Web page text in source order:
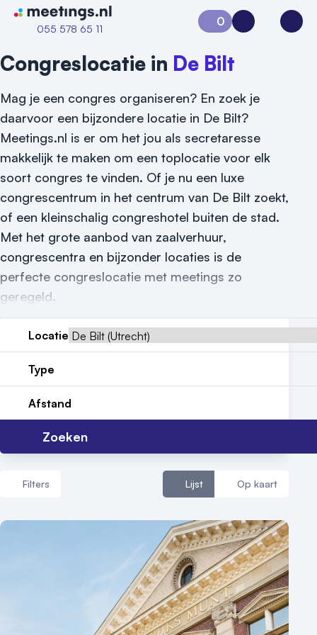
Naar home van Meetings
055 578 65 11
Vraag locatie aan
Locatiegids
Meld locatie aan
Nieuws
Reviews (5⭐️)
0
Aanvraag 0Inloggen
Congreslocatie in De Bilt
Mag je een congres organiseren? En zoek je
daarvoor een bijzondere locatie in De Bilt?
Meetings.nl is er om het jou als secretaresse
makkelijk te maken om een toplocatie voor elk
soort congres te vinden. Of je nu een luxe
congrescentrum in het centrum van De Bilt zoekt,
of een kleinschalig congreshotel buiten de stad.
Met het grote aanbod van zaalverhuur,
congrescentra en bijzonder locaties is de
perfecte congreslocatie met meetings zo
geregeld.
Locatie
Type
Afstand
Zoeken
Filters Lijst Op kaart
Aantal personen